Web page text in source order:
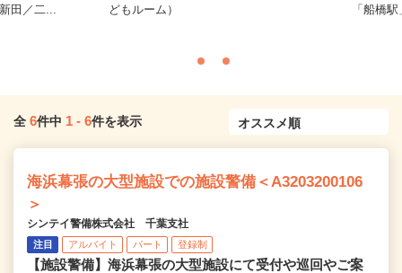
田／二...
どもルーム）
「船橋
全 6件中 1 - 6件を表示
海浜幕張の大型施設での施設警備＜A3203200106
＞
シンテイ警備株式会社 千葉支社
注目 アルバイト パート 登録制
【施設警備】海浜幕張の大型施設にて受付や巡回やご案